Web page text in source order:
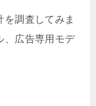
を調査してみま
、広告専用モデ